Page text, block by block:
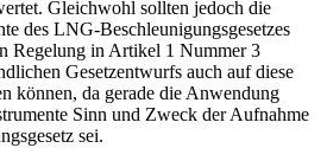
Gleichwohl sollten jedoch die
des LNG-Beschleunigungsgesetzes
Regelung in Artikel 1 Nummer 3
Gesetzentwurfs auch auf diese
können, da gerade die Anwendung
Sinn und Zweck der Aufnahme
sei.